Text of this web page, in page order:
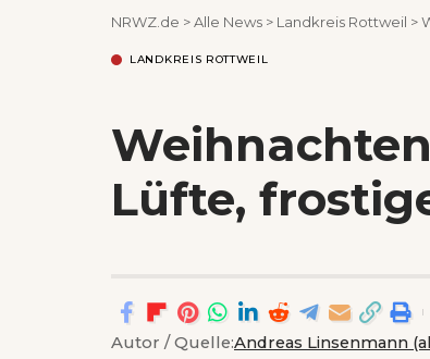
NRWZ.de >Alle News > Landkreis Rottweil >
LANDKREIS ROTTWEIL
Lüfte,
Autor / Quelle:Andreas Linsenmann